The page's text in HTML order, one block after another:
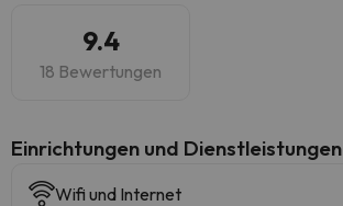
9.4
18 Bewertungen
​Einrichtungen und Dienstleistungen
Wifi und Internet